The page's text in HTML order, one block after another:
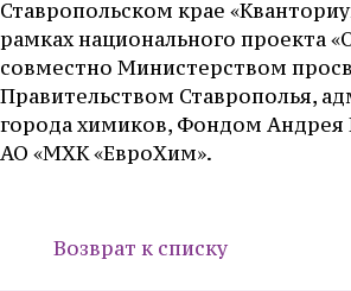
Ставропольском крае
рамках национального проекта
совместно Министерством
Правительством Ставрополья,
города химиков, Фондом Андрея
АО «МХК «ЕвроХим».
Возврат к списку